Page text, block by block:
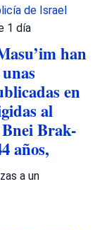
de Israel
1 día
han
en
al
Brak-
años,
a un